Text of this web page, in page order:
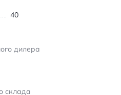
40
дилера
склада